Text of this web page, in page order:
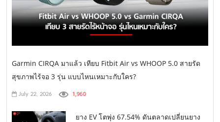
Garmin CIRQA มาแล้ว เทียบ Fitbit Air vs WHOOP 5.0 สายรัด
สุขภาพไร้จอ 3 รุ่น แบบไหนเหมาะกับใคร?
July 22, 2026 1,960
ยาง EV โตพุ่ง 67.54% ดันตลาดเปลี่ยนยาง